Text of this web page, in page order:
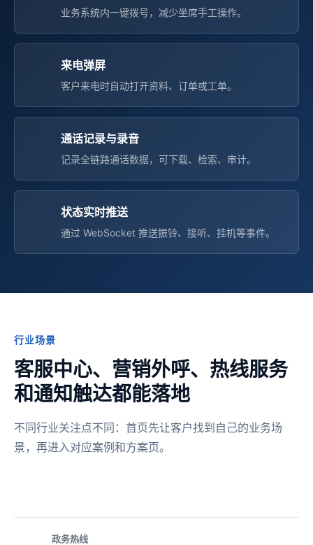
业务系统内一键拨号，减少坐席手工操作。
来电弹屏
客户来电时自动打开资料、订单或工单。
通话记录与录音
记录全链路通话数据，可下载、检索、审计。
状态实时推送
通过 WebSocket 推送振铃、接听、挂机等事件。
行业场景
客服中心、营销外呼、热线服务
和通知触达都能落地
不同行业关注点不同：首页先让客户找到自己的业务场
景，再进入对应案例和方案页。
政务热线